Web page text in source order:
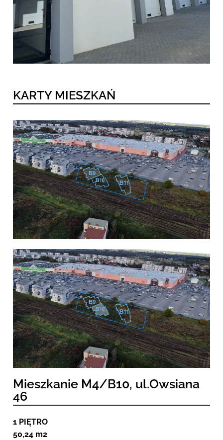
KARTY MIESZKAŃ
Mieszkanie M4/B10, ul.Owsiana
46
1 PIĘTRO
50,24 m2